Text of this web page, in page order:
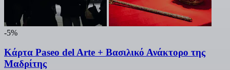
-5%
Κάρτα Paseo del Arte + Βασιλικό Ανάκτορο της
Μαδρίτης